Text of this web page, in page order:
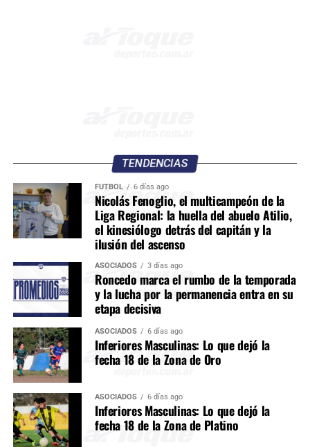
TENDENCIAS
FÚTBOL 6 días ago
Nicolás Fenoglio, el multicampeón de la
Liga Regional: la huella del abuelo Atilio,
el kinesiólogo detrás del capitán y la
ilusión del ascenso
ASOCIADOS 3 días ago
Roncedo marca el rumbo de la temporada
y la lucha por la permanencia entra en su
etapa decisiva
ASOCIADOS 6 días ago
Inferiores Masculinas: Lo que dejó la
fecha 18 de la Zona de Oro
ASOCIADOS 6 días ago
Inferiores Masculinas: Lo que dejó la
fecha 18 de la Zona de Platino